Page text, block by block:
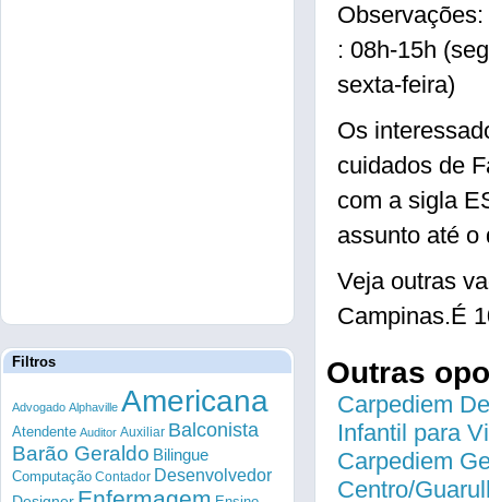
: 08h-15h
sexta-feira)
Os
cuidados de
com a sigla
assunto até o
Veja outras
Campinas.É
Outras
Carpediem
Infantil para
Carpediem
Centro/
Filtros
Advogado Alphaville Americana
Atendente Auditor Auxiliar Balconista
Barão Geraldo Bilingue
Computação Contador Desenvolvedor